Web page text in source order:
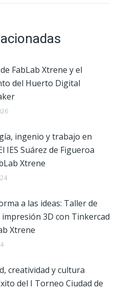
FabLab Xtrene y el
del Huerto Digital
ingenio y trabajo en
IES Suárez de Figueroa
Xtrene
a las ideas: Taller de
3D con Tinkercad
Xtrene
creatividad y cultura
del I Torneo Ciudad de